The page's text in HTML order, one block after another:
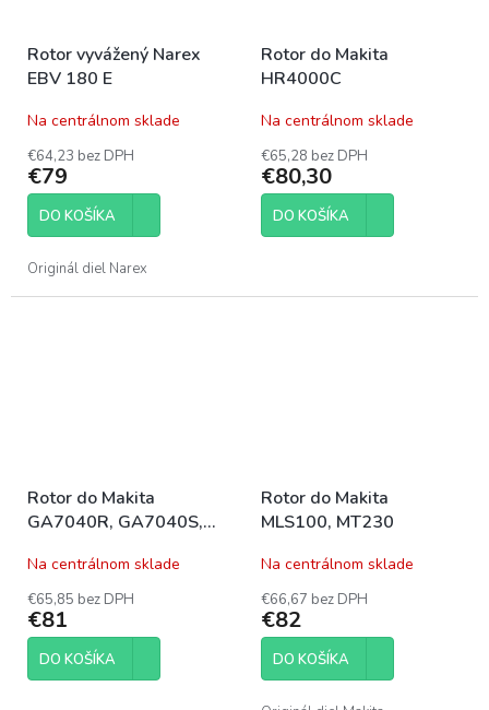
Rotor vyvážený Narex
EBV 180 E
Na centrálnom sklade
€64,23 bez DPH
€79
DO KOŠÍKA
Originál diel Narex
Rotor do Makita
HR4000C
Na centrálnom sklade
€65,28 bez DPH
€80,30
DO KOŠÍKA
Rotor do Makita
GA7040R, GA7040S,
Na centrálnom sklade
€65,85 bez DPH
€81
DO KOŠÍKA
Rotor do Makita
MLS100, MT230
Na centrálnom sklade
€66,67 bez DPH
€82
DO KOŠÍKA